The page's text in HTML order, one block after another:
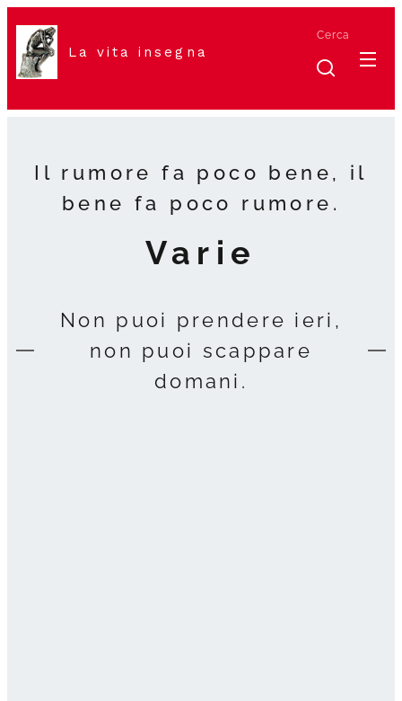
La vita insegna
Cerca
Il rumore fa poco bene, il
bene fa poco rumore.
Varie
Non puoi prendere ieri,
non puoi scappare
domani.